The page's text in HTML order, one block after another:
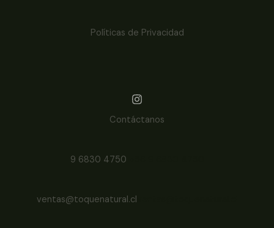
Políticas de Privacidad
Contáctanos
9 6830 4750
ventas@toquenatural.cl